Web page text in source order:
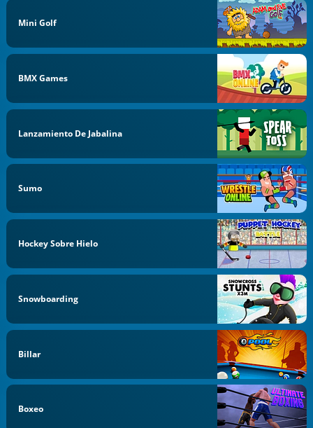
Mini Golf
BMX Games
Lanzamiento De Jabalina
Sumo
Hockey Sobre Hielo
Snowboarding
Billar
Boxeo